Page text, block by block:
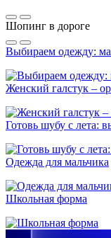
Шопинг в дороге
Выбираем одежду:
Женский галстук –
Готовь шубу с лета:
Одежда для мальчика
Школьная форма